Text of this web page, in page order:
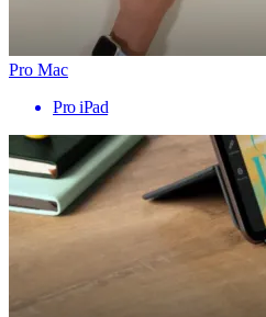
Pro Mac
Pro iPad